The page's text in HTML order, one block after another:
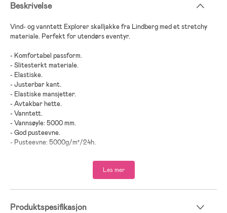
Beskrivelse
Vind- og vanntett Explorer skalljakke fra Lindberg med et stretchy
materiale. Perfekt for utendørs eventyr.
- Komfortabel passform.
- Slitesterkt materiale.
- Elastiske.
- Justerbar kant.
- Elastiske mansjetter.
- Avtakbar hette.
- Vanntett.
- Vannsøyle: 5000 mm.
- God pusteevne.
- Pusteevne: 5000g/m²/24h.
- Ytterside: 60 % bomull, 33 % polyester, 7 % polyamid.
- Bryst, skuldre og armer: 94 % polyester, 6 % elastan.
- Fôr: 100 % nylon.
Les mer
Produktspesifikasjon